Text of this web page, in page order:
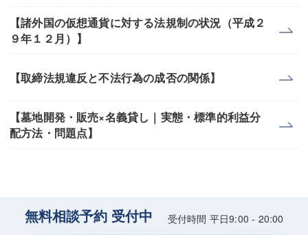
【諸外国の仮想通貨に対する法規制の状況（平成２
９年１２月）】
【取締法規違反と不法行為の成否の関係】
【墓地開発・販売×名義貸し｜実態・標準的利益分
配方法・問題点】
無料相談予約 受付中 受付時間 平日9:00 - 20:00